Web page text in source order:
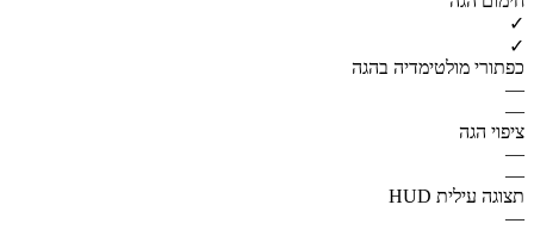
✓
✓
כפתורי מולטימדיה בהגה
—
—
ציפוי הגה
—
—
תצוגה עילית HUD
—